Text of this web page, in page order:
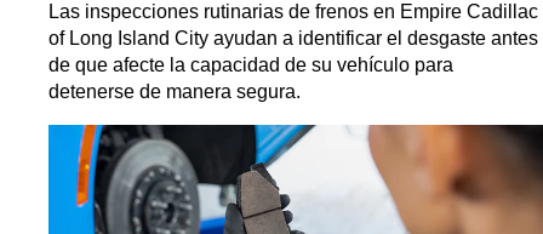
Las inspecciones rutinarias de frenos en Empire Cadillac
of Long Island City ayudan a identificar el desgaste antes
de que afecte la capacidad de su vehículo para
detenerse de manera segura.